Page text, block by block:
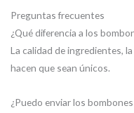
Preguntas frecuentes
¿Qué diferencia a los
La calidad de ingredientes,
hacen que sean únicos.
¿Puedo enviar los